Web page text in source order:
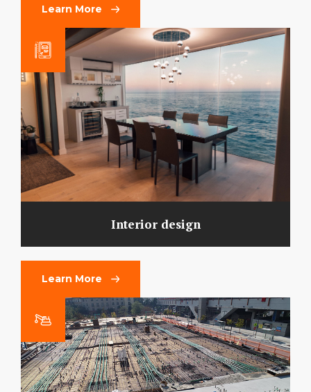
Learn More
Interior design
Learn More